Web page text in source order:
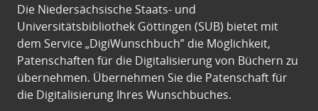
Die Niedersächsische Staats- und
Universitätsbibliothek Göttingen (SUB) bietet mit
dem Service „DigiWunschbuch” die Möglichkeit,
Patenschaften für die Digitalisierung von Büchern zu
übernehmen. Übernehmen Sie die Patenschaft für
die Digitalisierung Ihres Wunschbuches.